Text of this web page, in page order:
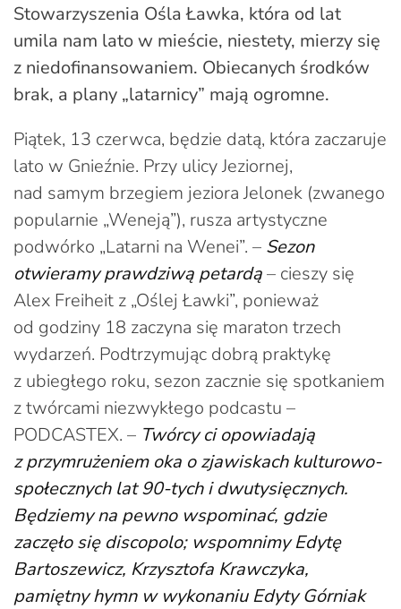
Stowarzyszenia Ośla Ławka, która od lat
umila nam lato w mieście, niestety, mierzy się
z niedofinansowaniem. Obiecanych środków
brak, a plany „latarnicy” mają ogromne.
Piątek, 13 czerwca, będzie datą, która zaczaruje
lato w Gnieźnie. Przy ulicy Jeziornej,
nad samym brzegiem jeziora Jelonek (zwanego
popularnie „Weneją”), rusza artystyczne
podwórko „Latarni na Wenei”. – Sezon
otwieramy prawdziwą petardą– cieszy się
Alex Freiheit z „Oślej Ławki”, ponieważ
od godziny 18 zaczyna się maraton trzech
wydarzeń. Podtrzymując dobrą praktykę
z ubiegłego roku, sezon zacznie się spotkaniem
z twórcami niezwykłego podcastu –
PODCASTEX. – Twórcy ci opowiadają
z przymrużeniem oka o zjawiskach kulturowo-
społecznych lat 90-tych i dwutysięcznych.
Będziemy na pewno wspominać, gdzie
zaczęło się discopolo; wspomnimy Edytę
Bartoszewicz, Krzysztofa Krawczyka,
pamiętny hymn w wykonaniu Edyty Górniak